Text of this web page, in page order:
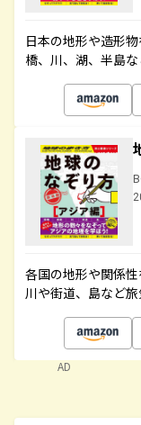
日本の地形や造形
橋、川、湖、半島
各国の地形や関係性
川や街道、島など
AD